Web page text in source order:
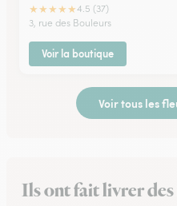
★★★★★4.5 (37)
3, rue des Bouleurs
Voir la boutique
Voir tous les
Ils ont fait livrer des